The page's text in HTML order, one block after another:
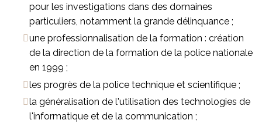
pour les investigations dans des domaines
particuliers, notamment la grande délinquance ;
une professionnalisation de la formation : création
de la direction de la formation de la police nationale
en 1999 ;
les progrès de la police technique et scientifique ;
la généralisation de l'utilisation des technologies de
l'informatique et de la communication ;